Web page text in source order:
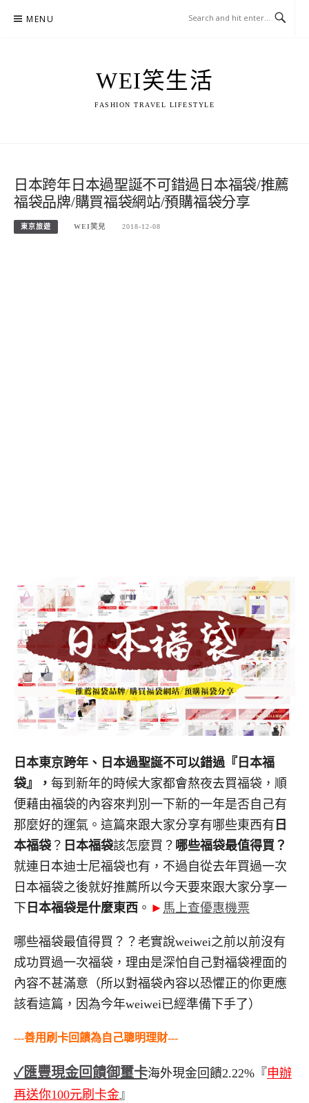
MENU
WEI笑生活
FASHION TRAVEL LIFESTYLE
日本跨年日本過聖誕不可錯過日本福袋/推薦
福袋品牌/購買福袋網站/預購福袋分享
東京旅遊 WEI笑兒 2018-12-08
日本東京跨年、日本過聖誕不可以錯過『日本福
袋』， 每到新年的時候大家都會熬夜去買福袋，順
便藉由福袋的內容來判別一下新的一年是否自己有
那麼好的運氣。這篇來跟大家分享有哪些東西有 日
本福袋 ？ 日本福袋該怎麼買？ 哪些福袋最值得買？
就連日本迪士尼福袋也有，不過自從去年買過一次
日本福袋之後就好推薦所以今天要來跟大家分享一
下 日本福袋是什麼東西 。 ► 馬上查優惠機票
哪些福袋最值得買？？老實說weiwei之前以前沒有
成功買過一次福袋，理由是深怕自己對福袋裡面的
內容不甚滿意（所以對福袋內容以恐懼正的你更應
該看這篇，因為今年weiwei已經準備下手了）
---善用刷卡回饋為自己聰明理財---
✓匯豐現金回饋御璽卡海外現金回饋2.22%『 申辦
再送你100元刷卡金』